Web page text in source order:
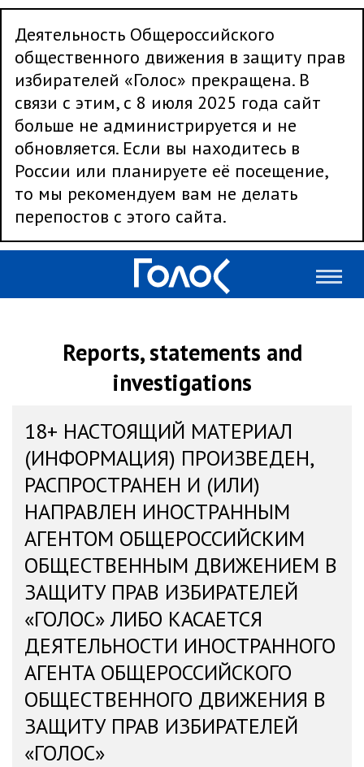
Деятельность Общероссийского
общественного движения в защиту прав
избирателей «Голос» прекращена. В
связи с этим, с 8 июля 2025 года сайт
больше не администрируется и не
обновляется. Если вы находитесь в
России или планируете её посещение,
то мы рекомендуем вам не делать
перепостов с этого сайта.
Reports, statements and
investigations
18+ НАСТОЯЩИЙ МАТЕРИАЛ
(ИНФОРМАЦИЯ) ПРОИЗВЕДЕН,
РАСПРОСТРАНЕН И (ИЛИ)
НАПРАВЛЕН ИНОСТРАННЫМ
АГЕНТОМ ОБЩЕРОССИЙСКИМ
ОБЩЕСТВЕННЫМ ДВИЖЕНИЕМ В
ЗАЩИТУ ПРАВ ИЗБИРАТЕЛЕЙ
«ГОЛОС» ЛИБО КАСАЕТСЯ
ДЕЯТЕЛЬНОСТИ ИНОСТРАННОГО
АГЕНТА ОБЩЕРОССИЙСКОГО
ОБЩЕСТВЕННОГО ДВИЖЕНИЯ В
ЗАЩИТУ ПРАВ ИЗБИРАТЕЛЕЙ
«ГОЛОС»